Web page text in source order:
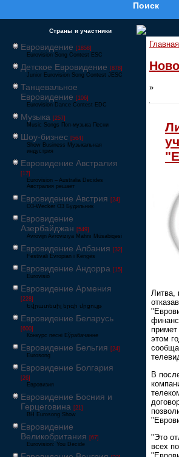
Поиск
Страны и участники
Евровидение [1858]
Eurovision Song Contest ESC
Детское Евровидение [878]
Junior Eurovision Song Contest JESC
Танцевальное
Евровидение [106]
Eurovision Dance Contest EDC
Музыка [257]
Music Songs Поп-музыка Песни
Шоу-бизнес [564]
Show Business Музыкальная
индустрия
Евровидение Австралия
[17]
Eurovision – Australia Decides
Австралия решает
Евровидение Австрия [24]
Ö3-Wecker Ö3 Будильник
Евровидение
Азербайджан [549]
Avrovijn Avroviziya Mahnı Müsabiqəsi
Евровидение Албания [32]
Festivali Evropian i Këngës
Евровидение Андорра [15]
Eurovisió
Евровидение Армения
[228]
Եվրատեսիլ երգի մրցույթ
Евровидение Беларусь
[600]
Конкурс песні Еўрабачанне
Евровидение Бельгия [24]
Eurosong
Евровидение Болгария
[26]
Евровизия
Евровидение Босния и
Герцеговина [21]
BH Eurosong Show
Евровидение
Великобритания [67]
Eurovision: You Decide
Главная
»
Литва,
примет
этом
В
"Это
всех